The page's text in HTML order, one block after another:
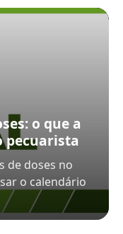
o que a
pecuarista
de doses no
o calendário